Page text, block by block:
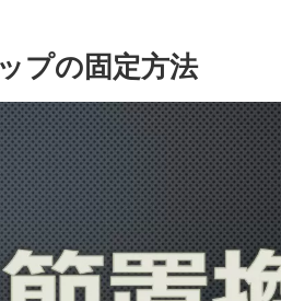
プの固定方法